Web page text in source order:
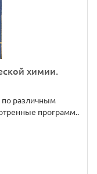
химии.
по различным
программ..